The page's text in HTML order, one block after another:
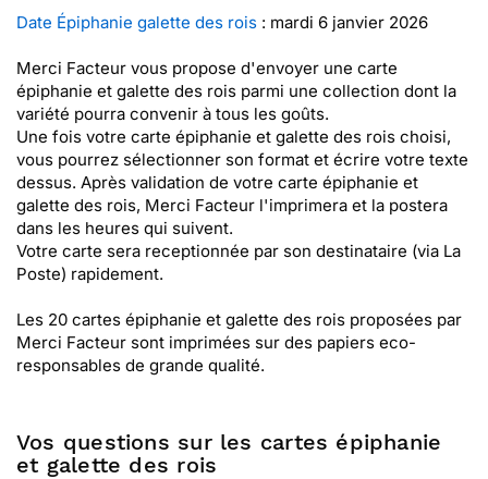
Date Épiphanie galette des rois : mardi 6 janvier 2026
Merci Facteur vous propose d'envoyer une carte
épiphanie et galette des rois parmi une collection dont la
variété pourra convenir à tous les goûts.
Une fois votre carte épiphanie et galette des rois choisi,
vous pourrez sélectionner son format et écrire votre texte
dessus. Après validation de votre carte épiphanie et
galette des rois, Merci Facteur l'imprimera et la postera
dans les heures qui suivent.
Votre carte sera receptionnée par son destinataire (via La
Poste) rapidement.
Les 20 cartes épiphanie et galette des rois proposées par
Merci Facteur sont imprimées sur des papiers eco-
responsables de grande qualité.
Vos questions sur les cartes épiphanie
et galette des rois